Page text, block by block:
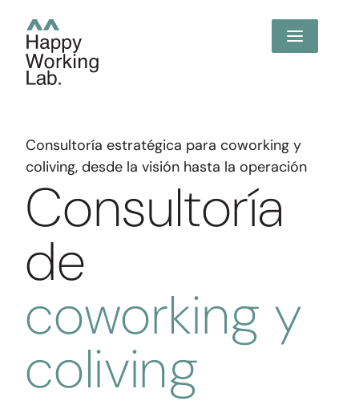
Consultoría estratégica para coworking y
coliving, desde la visión hasta la operación
Consultoría
de
coworking y
coliving